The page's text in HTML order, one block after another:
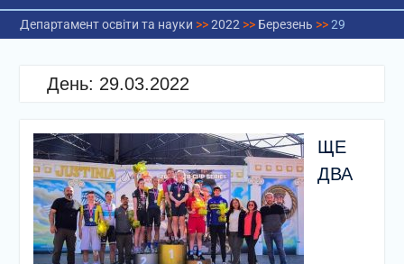
Департамент освіти та науки >>2022 >> Березень >>29
День: 29.03.2022
ЩЕ
ДВА